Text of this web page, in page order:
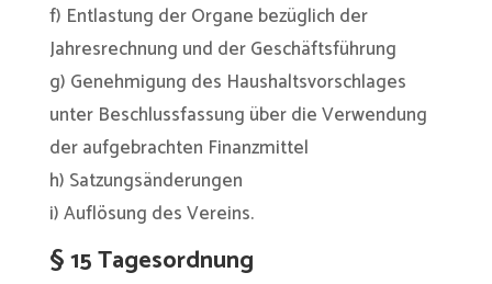
f) Entlastung der Organe bezüglich der
Jahresrechnung und der Geschäftsführung
g) Genehmigung des Haushaltsvorschlages
unter Beschlussfassung über die Verwendung
der aufgebrachten Finanzmittel
h) Satzungsänderungen
i) Auflösung des Vereins.
§ 15 Tagesordnung